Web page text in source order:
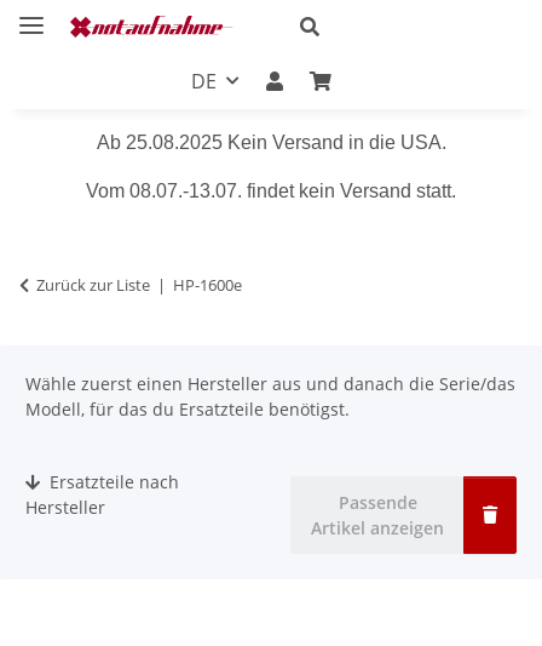
DE
Ab 25.08.2025 Kein Versand in die USA.
Vom 08.07.-13.07. findet kein Versand statt.
Zurück zur Liste HP-1600e
Wähle zuerst einen Hersteller aus und danach die Serie/das
Modell, für das du Ersatzteile benötigst.
Ersatzteile nach
Hersteller
Passende
Artikel anzeigen